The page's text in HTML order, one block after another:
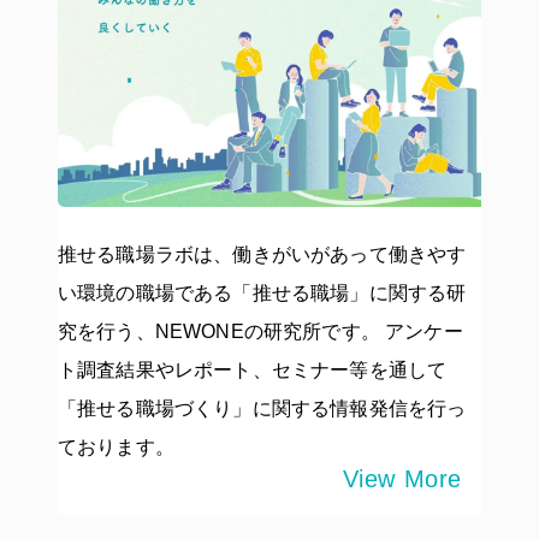
推せる職場ラボは、働きがいがあって働きやす
い環境の職場である「推せる職場」に関する研
究を行う、NEWONEの研究所です。 アンケー
ト調査結果やレポート、セミナー等を通して
「推せる職場づくり」に関する情報発信を行っ
ております。
View More